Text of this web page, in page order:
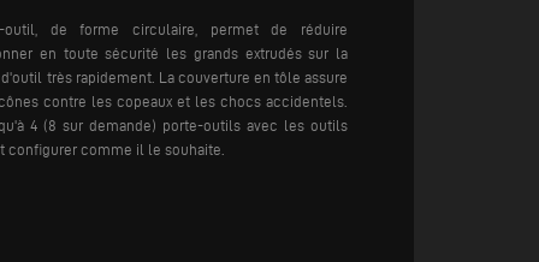
outil, de forme circulaire, permet de réduire
en toute sécurité les grands extrudés sur la
très rapidement. La couverture en tôle assure
contre les copeaux et les chocs accidentels.
4 (8 sur demande) porte-outils avec les outils
configurer comme il le souhaite.